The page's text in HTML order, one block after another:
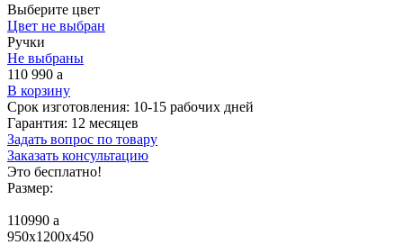
Выберите цвет
Цвет не выбран
Ручки
Не выбраны
110 990 a
В корзину
Срок изготовления: 10-15 рабочих дней
Гарантия: 12 месяцев
Задать вопрос по товару
Заказать консультацию
Это бесплатно!
Размер:
110990 a
950x1200x450